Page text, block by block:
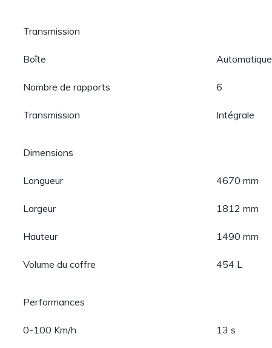
Transmission
Boîte Automatique
Nombre de rapports 6
Transmission Intégrale
Dimensions
Longueur 4670 mm
Largeur 1812 mm
Hauteur 1490 mm
Volume du coffre 454 L
Performances
0-100 Km/h 13 s